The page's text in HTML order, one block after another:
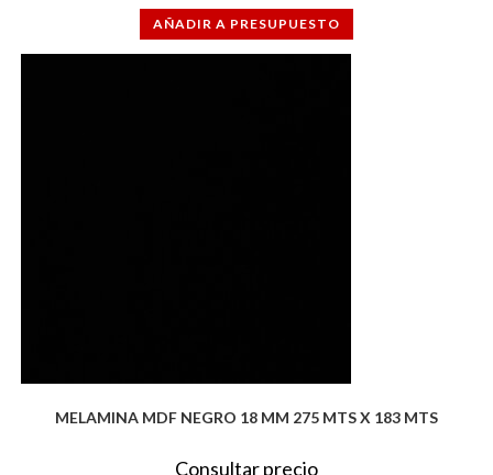
AÑADIR A PRESUPUESTO
MELAMINA MDF NEGRO 18 MM 275 MTS X 183 MTS
Consultar precio